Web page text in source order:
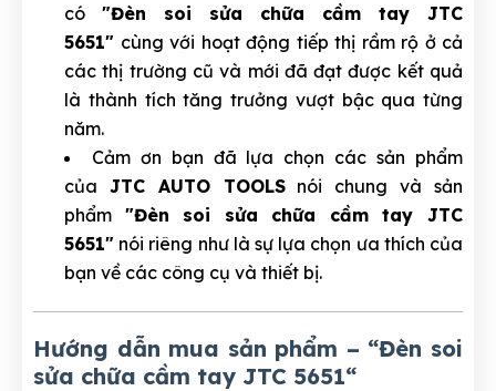
có "Đèn soi sửa chữa cầm tay JTC
5651" cùng với hoạt động tiếp thị rầm rộ ở cả
các thị trường cũ và mới đã đạt được kết quả
là thành tích tăng trưởng vượt bậc qua từng
năm.
Cảm ơn bạn đã lựa chọn các sản phẩm
của JTC AUTO TOOLSnói chung và sản
phẩm "Đèn soi sửa chữa cầm tay JTC
5651" nói riêng như là sự lựa chọn ưa thích của
bạn về các công cụ và thiết bị.
Hướng dẫn mua sản phẩm – “Đèn soi
sửa chữa cầm tay JTC 5651“